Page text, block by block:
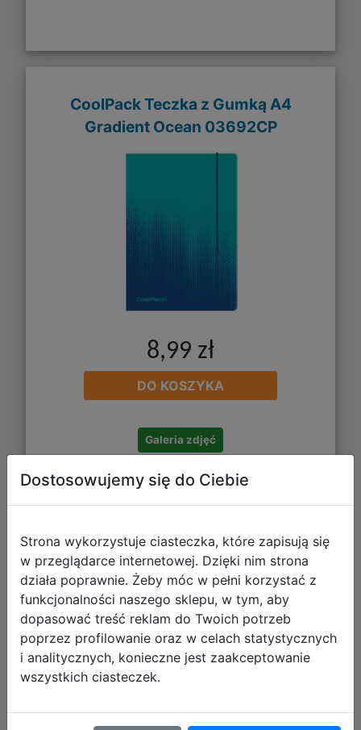
CoolPack Teczka z Gumką A4
Gradient Ocean 03692CP
8,99 zł
DO KOSZYKA
Galeria zdjęć
Interdruk Zeszyt A5 16 kartek
kolorowa 3linia UV Boys 366436
Dostosowujemy się do Ciebie
Strona wykorzystuje ciasteczka, które zapisują się
w przeglądarce internetowej. Dzięki nim strona
działa poprawnie. Żeby móc w pełni korzystać z
funkcjonalności naszego sklepu, w tym, aby
dopasować treść reklam do Twoich potrzeb
poprzez profilowanie oraz w celach statystycznych
i analitycznych, konieczne jest zaakceptowanie
wszystkich ciasteczek.